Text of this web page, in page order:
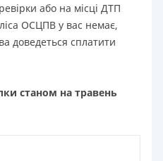
або на місці ДТП
ОСЦПВ у вас немає,
доведеться сплатити
станом на травень